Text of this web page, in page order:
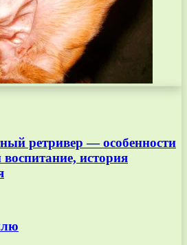
ретривер — особенности
история